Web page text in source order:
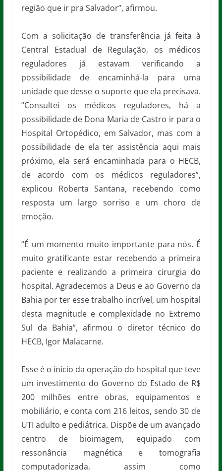
região que ir pra Salvador”, afirmou.
Com a solicitação de transferência já feita à
Central Estadual de Regulação, os médicos
reguladores já estavam verificando a
possibilidade de encaminhá-la para uma
unidade que desse o suporte que ela precisava.
“Consultei os médicos reguladores, há a
possibilidade de Dona Maria de Castro ir para o
Hospital Ortopédico, em Salvador, mas com a
possibilidade de ela ter assistência aqui mais
próximo, ela será encaminhada para o HECB,
de acordo com os médicos reguladores”,
explicou Roberta Santana, recebendo como
resposta um largo sorriso e um choro de
emoção.
“É um momento muito importante para nós. É
muito gratificante estar recebendo a primeira
paciente e realizando a primeira cirurgia do
hospital. Agradecemos a Deus e ao Governo da
Bahia por ter esse trabalho incrível, um hospital
desta magnitude e complexidade no Extremo
Sul da Bahia”, afirmou o diretor técnico do
HECB, Igor Malacarne.
Esse é o início da operação do hospital que teve
um investimento do Governo do Estado de R$
200 milhões entre obras, equipamentos e
mobiliário, e conta com 216 leitos, sendo 30 de
UTI adulto e pediátrica. Dispõe de um avançado
centro de bioimagem, equipado com
ressonância magnética e tomografia
computadorizada, assim como